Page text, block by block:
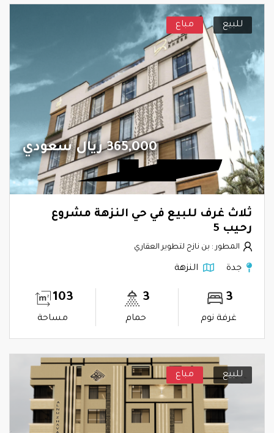
للبيع مباع
365,000 ريال سعودي
ثلاث غرف للبيع في حي النزهة مشروع
رحيب 5
المطور : بن نازح لتطوير العقاري
جدة النزهة
3
غرفة نوم
3
حمام
103
مساحة
للبيع مباع